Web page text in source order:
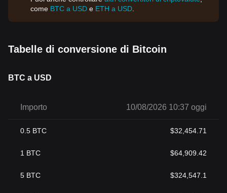
come BTC a USD e ETH a USD
Tabelle di conversione di Bitcoin
BTC a USD
Importo 10/08/2026 10:37 oggi
0.5 BTC $32,454.71
1 BTC $64,909.42
5 BTC $324,547.1